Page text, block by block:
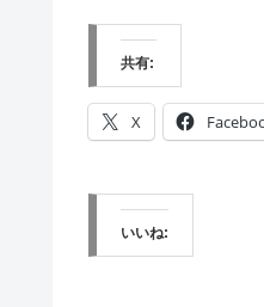
共有:
X
いいね: